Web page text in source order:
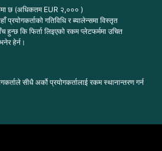
छ (अधिकतम EUR २,००० )
प्रयोगकर्ताको गतिविधि र ब्यालेन्समा विस्तृत
हुन्छ कि फिर्ता लिइएको रकम प्लेटफर्ममा उचित
हेर्न।
सीधै अर्को प्रयोगकर्तालाई रकम स्थानान्तरण गर्न